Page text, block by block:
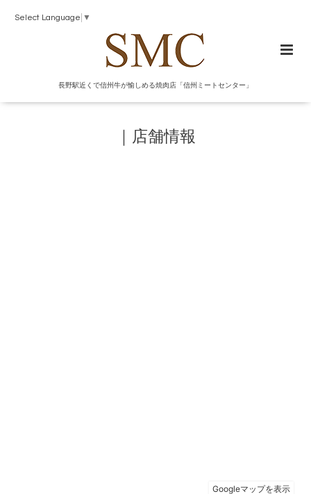
Select Language ▼
長野駅近くで信州牛が愉しめる焼肉店「信州ミートセンター」
｜店舗情報